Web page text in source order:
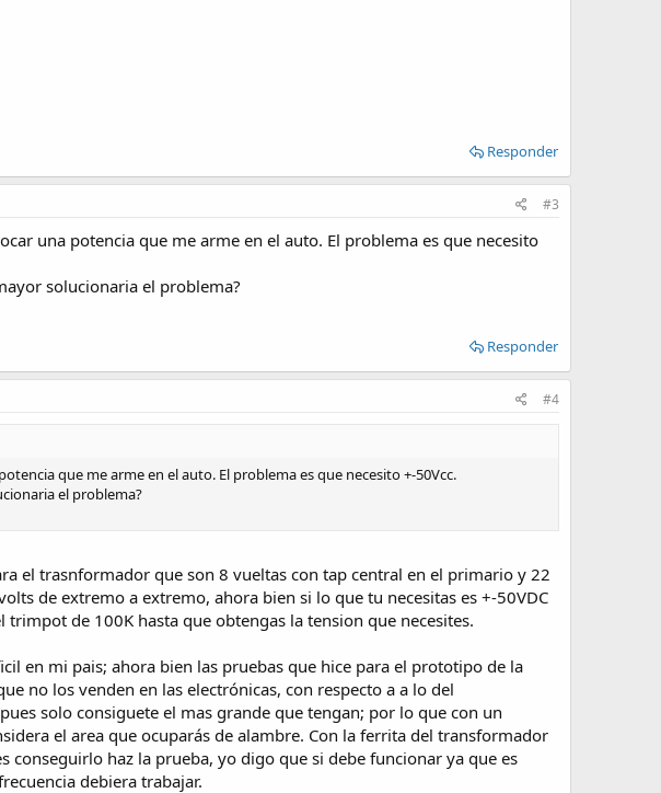
Responder
#3
una potencia que me arme en el auto. El problema es que necesito
solucionaria el problema?
Responder
#4
que me arme en el auto. El problema es que necesito +-50Vcc.
el problema?
el trasnformador que son 8 vueltas con tap central en el primario y 22
de extremo a extremo, ahora bien si lo que tu necesitas es +-50VDC
de 100K hasta que obtengas la tension que necesites.
en mi pais; ahora bien las pruebas que hice para el prototipo de la
no los venden en las electrónicas, con respecto a a lo del
solo consiguete el mas grande que tengan; por lo que con un
el area que ocuparás de alambre. Con la ferrita del transformador
conseguirlo haz la prueba, yo digo que si debe funcionar ya que es
debiera trabajar.